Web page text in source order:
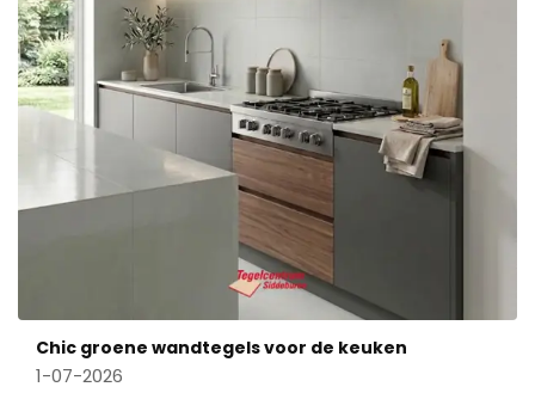
Chic groene wandtegels voor de keuken
1-07-2026